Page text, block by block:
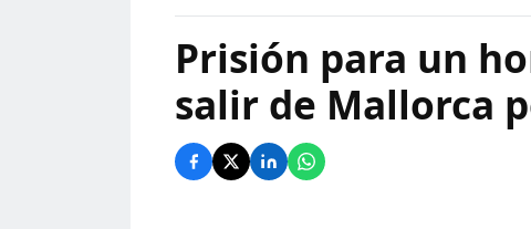
Prisión para un
salir de Mallorca